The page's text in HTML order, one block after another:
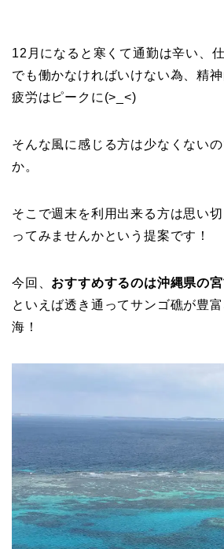
12月になると寒くて通勤は辛い、
でも働かなければいけない為、精
疲労はピークに(>_<)
そんな風に感じる方は少なくない
か。
そこで週末を利用出来る方は思い
ってみませんかという提案です！
今回、 おすすめするのは沖縄県の
といえば透き通ってサンゴ礁が豊
海！